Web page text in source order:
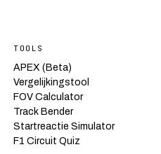
TOOLS
APEX (Beta)
Vergelijkingstool
FOV Calculator
Track Bender
Startreactie Simulator
F1 Circuit Quiz